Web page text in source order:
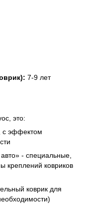
7-9 лет
это:
с эффектом
- специальные,
креплений ковриков
коврик для